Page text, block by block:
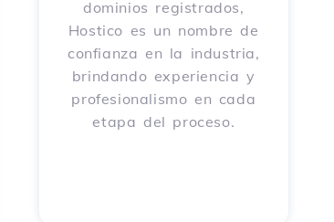
dominios registrados,
Hostico es un nombre de
confianza en la industria,
brindando experiencia y
profesionalismo en cada
etapa del proceso.